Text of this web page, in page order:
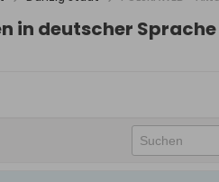
in deutscher Sprache